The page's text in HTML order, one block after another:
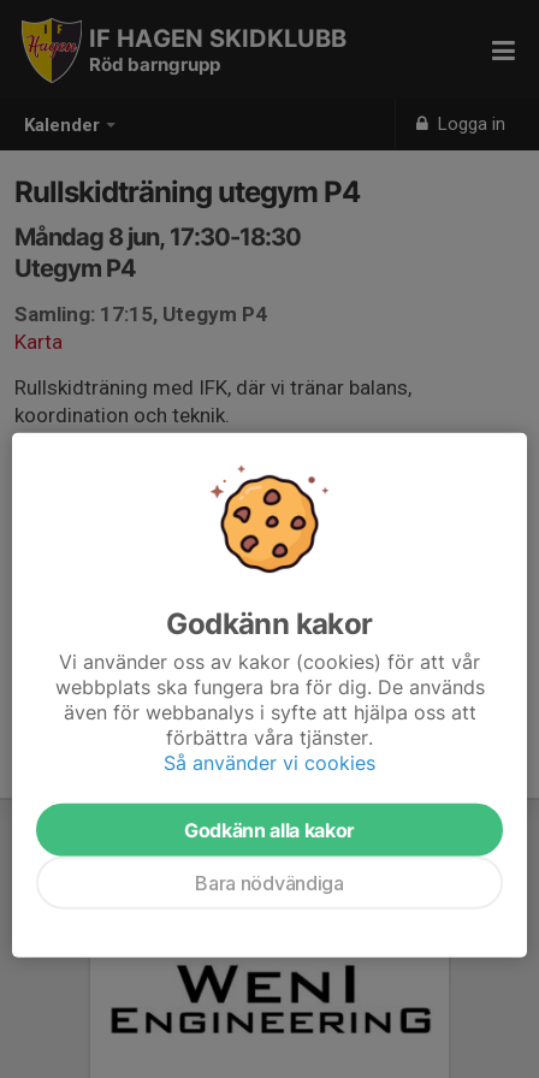
Kalender Logga in
IF HAGEN SKIDKLUBB
Röd barngrupp
Rullskidträning utegym P4
Måndag 8 jun, 17:30-18:30
Utegym P4
Samling: 17:15, Utegym P4
Karta
Rullskidträning med IFK, där vi tränar balans,
koordination och teknik.
OBS måndag 8/6 och tisdag 16/6 genomförs på P4.
Samling utegym P4. Medtag hjälm, pjäxor, stavar.
Rullskidor finns att låna på plats.
www.skidor.com/idrotter/langdakning/barn--
Godkänn kakor
Vi använder oss av kakor (cookies) för att vår
webbplats ska fungera bra för dig. De används
även för webbanalys i syfte att hjälpa oss att
förbättra våra tjänster.
Så använder vi cookies
Godkänn alla kakor
Bara nödvändiga